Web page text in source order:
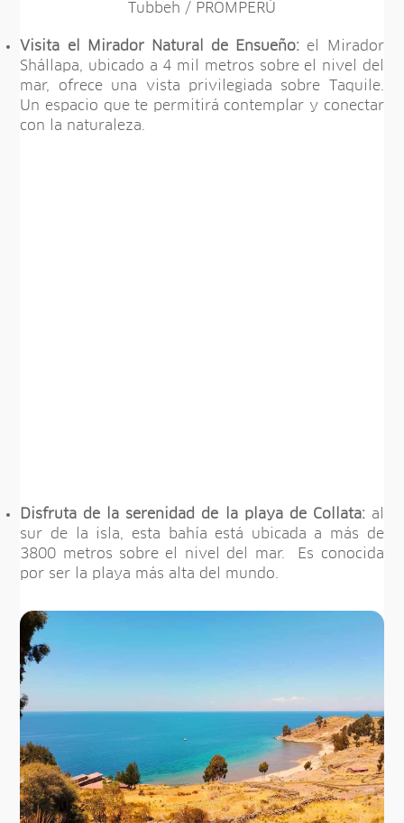
Tubbeh / PROMPERÚ
Visita el Mirador Natural de Ensueño: el Mirador
Shállapa, ubicado a 4 mil metros sobre el nivel del
mar, ofrece una vista privilegiada sobre Taquile.
Un espacio que te permitirá contemplar y conectar
con la naturaleza.
Disfruta de la serenidad de la playa de Collata:al
sur de la isla, esta bahía está ubicada a más de
3800 metros sobre el nivel del mar. Es conocida
por ser la playa más alta del mundo.